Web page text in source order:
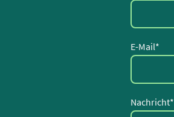
E-Mail*
Nachricht*